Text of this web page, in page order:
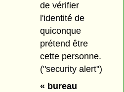
de vérifier
l'identité de
quiconque
prétend être
cette personne.
("security alert")
« bureau